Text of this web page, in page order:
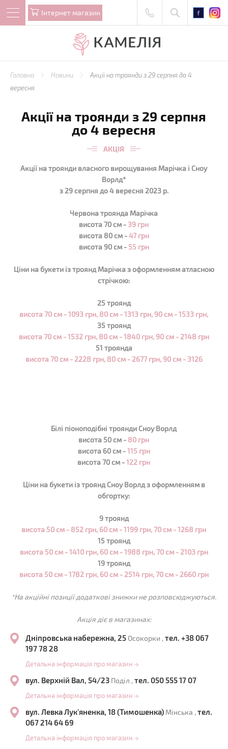
Iнтернет магазин
Головна Новини
Акції на троянди з 29 серпня до 4
вересня
Акції на троянди з 29 серпня
до 4 вересня
АКЦІЯ
Акції на троянди власного вирощування Марічка і Сноу
Ворлд*
з 29 серпня до 4 вересня 2023 р.
Червона троянда Марічка
висота 70 см - 39 грн
висота 80 см -47 грн
висота 90 см - 55 грн
Ціни на букети із троянд Марічказ оформленням атласною
стрічкою:
25 троянд
висота 70 см - 1093 грн, 80 см - 1313 грн, 90 см - 1533 грн,
35 троянд
висота 70 см - 1532 грн, 80 см - 1840 грн, 90 см - 2148 грн
51 троянда
висота 70 см - 2228 грн, 80 см - 2677 грн, 90 см - 3126
Білі піоноподібні троянди Сноу Ворлд
висота 50 см - 80 грн
висота 60 см -115 грн
висота 70 см -122 грн
Ціни на букети із троянд Сноу Ворлдз оформленням в
обгортку:
9 троянд
висота 50 см - 852 грн, 60 см - 1199 грн, 70 см - 1268 грн
15 троянд
висота 50 см - 1410 грн, 60 см - 1988 грн, 70 см - 2103 грн
19 троянд
висота 50 см - 1782 грн, 60 см - 2514 грн, 70 см - 2660 грн
*На акційні позиції додаткові знижки не розповсюджуються.
Акція діє в магазинах:
Дніпровська набережна, 25 Осокорки , тел. +38 067
197 78 28
Детальна інформація про магазин →
вул. Верхній Вал, 54/23 Поділ , тел. 050 555 17 07
Детальна інформація про магазин →
вул. Левка Лук'яненка, 18 (Тимошенка) Мінська , тел.
067 214 64 69
Детальна інформація про магазин →